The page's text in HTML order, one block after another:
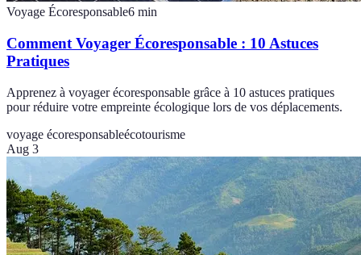
Voyage Écoresponsable6 min
Comment Voyager Écoresponsable : 10 Astuces
Pratiques
Apprenez à voyager écoresponsable grâce à 10 astuces pratiques
pour réduire votre empreinte écologique lors de vos déplacements.
voyage écoresponsableécotourisme
Aug 3